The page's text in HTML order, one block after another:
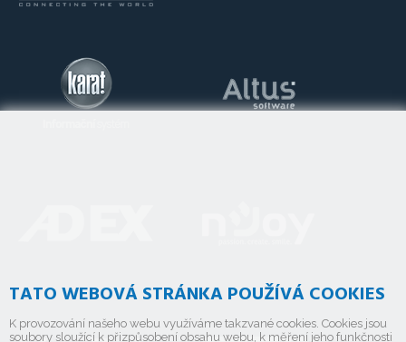
TATO WEBOVÁ STRÁNKA POUŽÍVÁ COOKIES
K provozování našeho webu využíváme takzvané cookies. Cookies jsou
soubory sloužící k přizpůsobení obsahu webu, k měření jeho funkčnosti